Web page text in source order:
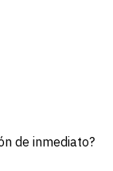
de inmediato?